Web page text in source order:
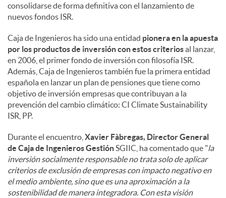
consolidarse de forma definitiva con el lanzamiento de
nuevos fondos ISR.
Caja de Ingenieros ha sido una entidad pionera en la apuesta
por los productos de inversióncon estos criteriosal lanzar,
en 2006, el primer fondo de inversión con filosofía ISR.
Además, Caja de Ingenieros también fue la primera entidad
española en lanzar un plan de pensiones que tiene como
objetivo de inversión empresas que contribuyan a la
prevención del cambio climático: CI Climate Sustainability
ISR, PP.
Durante el encuentro, Xavier Fàbregas, Director General
de Caja de Ingenieros GestiónSGIIC, ha comentado que "la
inversión socialmente responsable no trata solo de aplicar
criterios de exclusión de empresas con impacto negativo en
el medio ambiente, sino que es una aproximación a la
sostenibilidad de manera integradora. Con esta visión